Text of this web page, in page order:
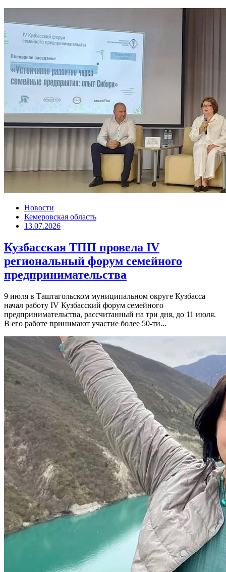
Новости
Кемеровская область
13.07.2026
Кузбасская ТПП провела IV
региональный форум семейного
предпринимательства
9 июля в Таштагольском муниципальном округе Кузбасса
начал работу IV Кузбасский форум семейного
предпринимательства, рассчитанный на три дня, до 11 июля.
В его работе принимают участие более 50-ти...